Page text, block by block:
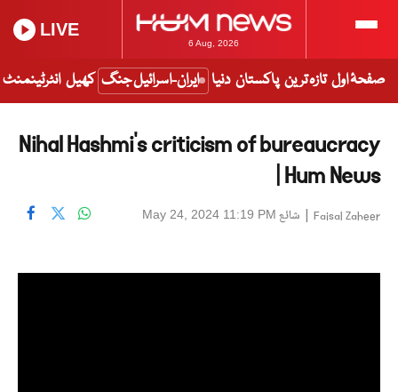
6 Aug, 2026
LIVE
صفحۂ اول تازہ ترین پاکستان دنیا ایران-اسرائیل جنگ کھیل انٹرٹینمنٹ
Nihal Hashmi's criticism of bureaucracy
| Hum News
Faisal Zaheer
| شائع May 24, 2024 11:19 PM